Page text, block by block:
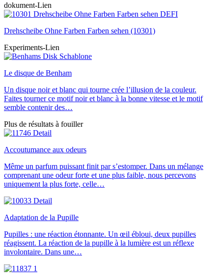
dokument-Lien
Drehscheibe Ohne Farben Farben sehen (10301)
Experiments-Lien
Le disque de Benham
Un disque noir et blanc qui tourne crée l’illusion de la couleur.
Faites tourner ce motif noir et blanc à la bonne vitesse et le motif
semble contenir des…
Plus de résultats à fouiller
Accoutumance aux odeurs
Même un parfum puissant finit par s’estomper. Dans un mélange
comprenant une odeur forte et une plus faible, nous percevons
uniquement la plus forte, celle…
Adaptation de la Pupille
Pupilles : une réaction étonnante. Un œil ébloui, deux pupilles
réagissent. La réaction de la pupille à la lumière est un réflexe
involontaire. Dans une…